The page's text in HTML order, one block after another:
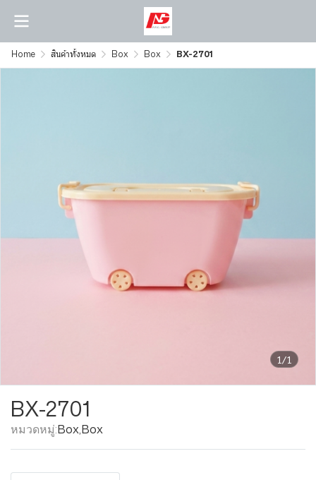
Home สินค้าทั้งหมด Box Box BX-2701
1/1
BX-2701
หมวดหมู่:Box,Box